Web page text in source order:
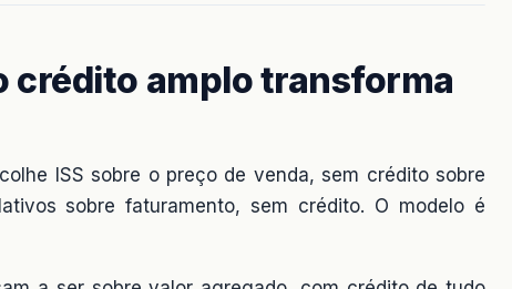
crédito amplo transforma
ISS sobre o preço de venda, sem crédito sobre
sobre faturamento, sem crédito. O modelo é